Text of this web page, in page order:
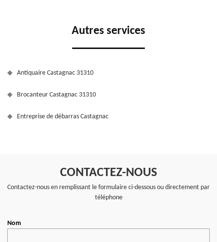
Autres services
Antiquaire Castagnac 31310
Brocanteur Castagnac 31310
Entreprise de débarras Castagnac
CONTACTEZ-NOUS
Contactez-nous en remplissant le formulaire ci-dessous ou directement par
téléphone
Nom